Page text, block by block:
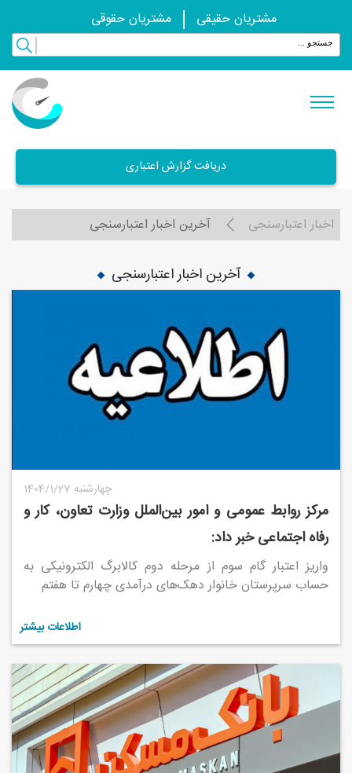
مشتریان حقیقی مشتریان حقوقی
دریافت گزارش اعتباری
اخبار اعتبارسنجی آخرین اخبار اعتبارسنجی
آخرین اخبار اعتبارسنجی
1404/1/27 چهارشنبه
مرکز روابط عمومی و امور بین‌الملل وزارت تعاون، کار و
رفاه اجتماعی خبر داد:
واریز اعتبار گام سوم از مرحله دوم کالابرگ الکترونیکی به
حساب سرپرستان خانوار‌ دهک‌های درآمدی چهارم تا هفتم
اطلاعات بیشتر